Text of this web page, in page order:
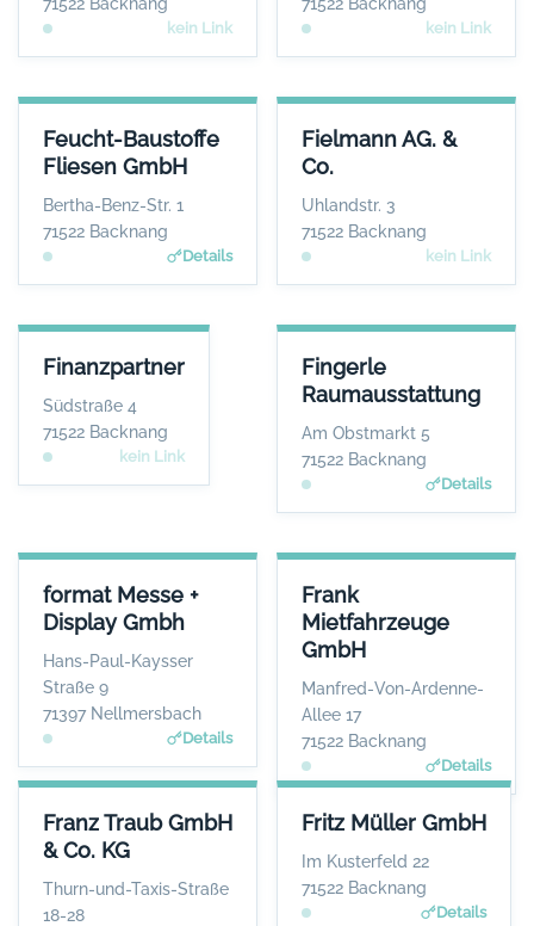
kein Link kein Link
Feucht-Baustoffe
Fliesen GmbH
Bertha-Benz-Str. 1
71522 Backnang
Details
FEUCHT-BAUSTOFFE FLIESEN GMBH
ANSPRECHPARTNER
Herr Volker Nasser
WEBSITE
www.feucht-backnang.de
Fielmann AG. &
Co.
Uhlandstr. 3
71522 Backnang
kein Link
FIELMANN AG. & CO.
Keine Website hinterlegt
Finanzpartner
Südstraße 4
71522 Backnang
kein Link
FINANZPARTNER
ANSPRECHPARTNER
Herr Werner Grau
Keine Website hinterlegt
Fingerle
Raumausstattung
Am Obstmarkt 5
71522 Backnang
Details
FINGERLE
Frau Heike
www.fingerle-raumausstattun
format Messe +
Display Gmbh
Hans-Paul-Kaysser
Straße 9
71397 Nellmersbach
Details
FORMAT MESSE + DISPLAY GMBH
ANSPRECHPARTNER
Frau Miriam Görner
www.formatdisplay.de
Frank
Mietfahrzeuge
GmbH
Manfred-Von-Ardenne-
Allee 17
71522 Backnang
Details
FRANK MIETFAHRZEUGE
Frau Janine
Franz Traub GmbH
& Co. KG
Thurn-und-Taxis-Straße
18-28
FRANZ TRAUB GMBH & CO. KG
Herr Tobias Zehnder
WEBSITE
www.franz-traub.de
Fritz Müller GmbH
Im Kusterfeld 22
71522 Backnang
Details
FRITZ MÜLLER GMBH
Herr Manfred Böhret
www.fritzmueller.biz